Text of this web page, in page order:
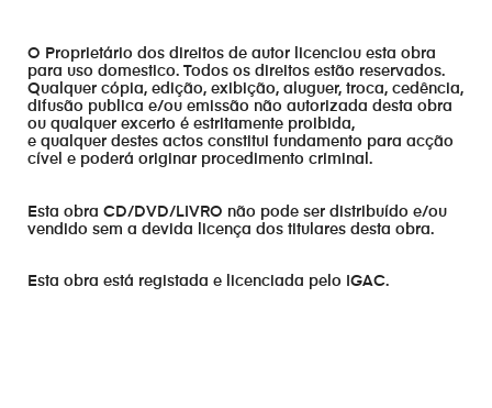
O Proprietário dos direitos de autor licenciou esta obra
para uso domestico. Todos os direitos estão reservados.
Qualquer cópia, edição, exibição, aluguer, troca, cedência,
difusão publica e/ou emissão não autorizada desta obra
ou qualquer excerto é estritamente proibida,
e qualquer destes actos constitui fundamento para acção
cível e poderá originar procedimento criminal.
Esta obra CD/DVD/LIVRO não pode ser distribuído e/ou
vendido sem a devida licença dos titulares desta obra.
Esta obra está registada e licenciada pelo IGAC.